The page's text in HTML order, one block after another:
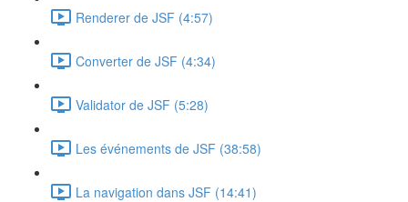
Renderer de JSF (4:57)
Converter de JSF (4:34)
Validator de JSF (5:28)
Les événements de JSF (38:58)
La navigation dans JSF (14:41)